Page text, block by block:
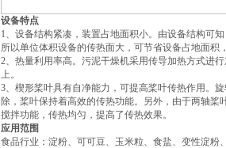
设备特点
1、设备结构紧凑，装置占地面积小。由设备结构可
所以单位体积设备的传热面大，可节省设备占地面积
2、热量利用率高。污泥干燥机采用传导加热方式进
上。
3、楔形桨叶具有自净能力，可提高桨叶传热作用。
除，桨叶保持着高效的传热功能。另外，由于两轴
搅拌功能，传热均匀，提高了传热效果。
应用范围
食品行业‌：淀粉、可可豆、玉米粒、食盐、变性淀粉